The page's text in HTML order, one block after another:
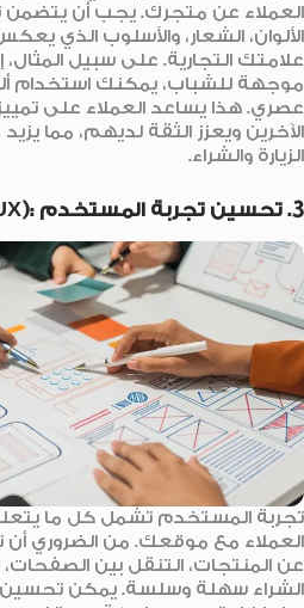
العملاء عن متجرك. يجب أن
الألوان، الشعار، والأسلوب الذي
علامتك التجارية. على سبيل
موجهة للشباب، يمكنك استخدام
عصري. هذا يساعد العملاء على
الآخرين ويعزز الثقة لديهم، مما
الزيارة والشراء.
3. تحسين تجربة المستخدم :(UX)
تجربة المستخدم تشمل كل ما
العملاء مع موقعك. من الضروري
عن المنتجات، التنقل بين الصفحات،
الشراء سهلة وسلسة. يمكن